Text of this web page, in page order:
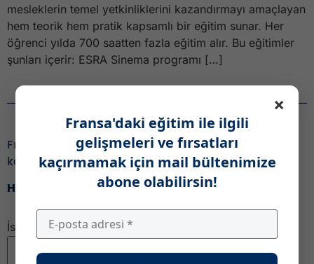
mesleklerin temel yetkinliklerini kazandırmayı amaçlayan
hem teorik hem pratik kapsamlı bir eğitim sunar. Her
öğrenci yılda 700 saatten fazla eğitim alır. Bu eğitimler
şunları içerir: ESRA Sinema programı […]
Fransa’daki eğitim ile ilgili gelişmeleri ve fırsatları
kaçırmamak için,
Haber bültenimize katıl!
İsim
×
Fransa'daki eğitim ile ilgili
gelişmeleri ve fırsatları
kaçırmamak için mail bültenimize
abone olabilirsin!